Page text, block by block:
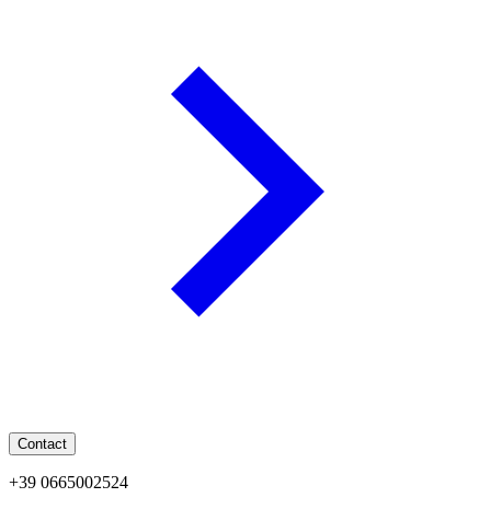
Contact
+39 0665002524